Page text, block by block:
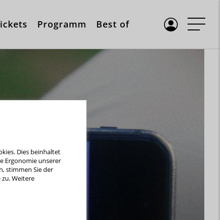
Programm Best of
Dies beinhaltet
Ergonomie unserer
stimmen Sie der
Weitere